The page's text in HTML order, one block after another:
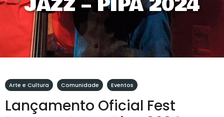
Arte e Cultura Comunidade Eventos
Lançamento Oficial Fest